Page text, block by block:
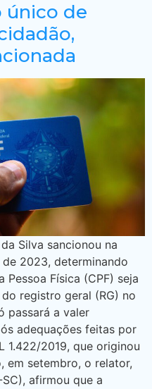
único de
Silva sancionou na
2023, determinando
Física (CPF) seja
registro geral (RG) no
passará a valer
adequações feitas por
1.422/2019, que originou
em setembro, o relator,
afirmou que a